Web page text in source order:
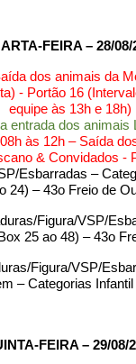
FEIRA – 28/08/
dos animais da
- Portão 16
equipe às 13h e 18h)
entrada dos animais
08h às 12h – Saída
& Convidados -
Esbarradas –
24) – 43o Freio de
Figura/VSP/
25 ao 48) – 43o
Figura/VSP/
– Categorias Infantil
FEIRA – 29/08/